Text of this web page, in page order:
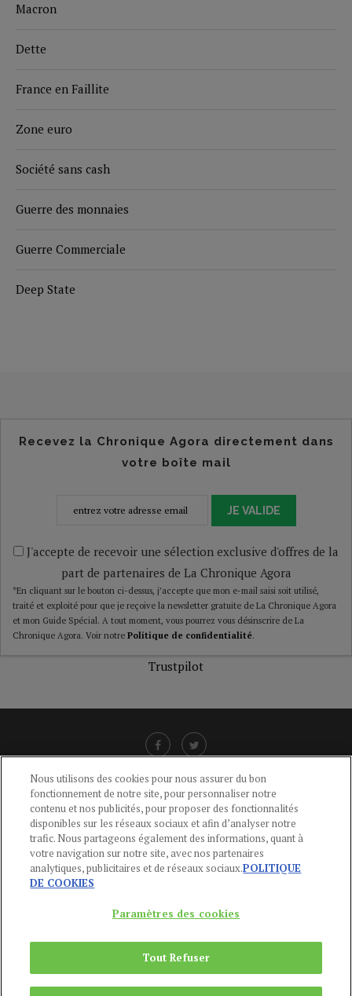
Macron
Dette
France en Faillite
Zone euro
Société sans cash
Guerre des monnaies
Guerre Commerciale
Deep State
Recevez la Chronique Agora directement dans
votre boîte mail
JE VALIDE
J'accepte de recevoir une sélection exclusive d'offres de la
part de partenaires de La Chronique Agora
*En cliquant sur le bouton ci-dessus, j’accepte que mon e-mail saisi soit utilisé,
traité et exploité pour que je reçoive la newsletter gratuite de La Chronique Agora
et mon Guide Spécial. A tout moment, vous pourrez vous désinscrire de La
Chronique Agora. Voir notre Politique de confidentialité.
Trustpilot
CGU-POLITIQUE DE CONFIDENTIALITÉ -POLITIQUE DES COOKIES
MENTIONS LÉGALES -AIDE
CONTACT
01 44 59 91 11
Du Lundi au Vendredi, 9h-13h et 14h-17h
Copyright © 2024Publications Agora
Nous utilisons des cookies pour nous assurer du bon
fonctionnement de notre site, pour personnaliser notre
contenu et nos publicités, pour proposer des fonctionnalités
disponibles sur les réseaux sociaux et afin d’analyser notre
trafic. Nous partageons également des informations, quant à
votre navigation sur notre site, avec nos partenaires
analytiques, publicitaires et de réseaux sociaux.POLITIQUE
DE COOKIES
Paramètres des cookies
Tout Refuser